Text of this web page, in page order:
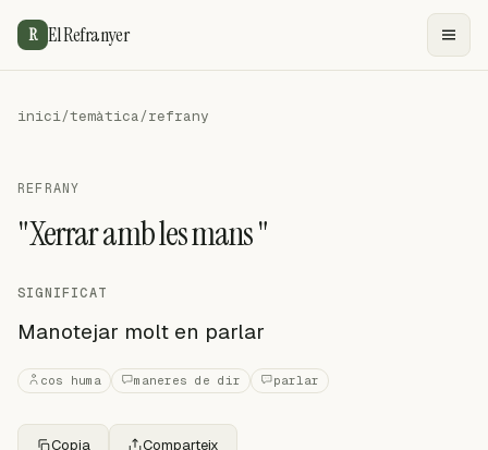
R El Refranyer
inici/temàtica/refrany
REFRANY
"Xerrar amb les mans "
SIGNIFICAT
Manotejar molt en parlar
cos huma maneres de dir parlar
Copia Comparteix